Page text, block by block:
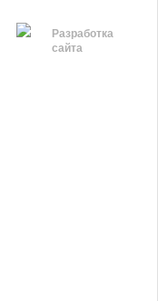
Разработка
сайта